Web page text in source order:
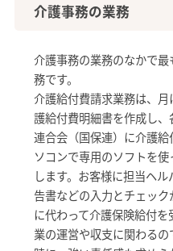
介護事務の業務
介護事務の業務のなかで
務です。
介護給付費請求業務は、
護給付費明細書を作成し
連合会（国保連）に介護
ソコンで専用のソフトを
します。お客様に担当ヘ
告書などの入力とチェッ
に代わって介護保険給付
業の運営や収支に関わる